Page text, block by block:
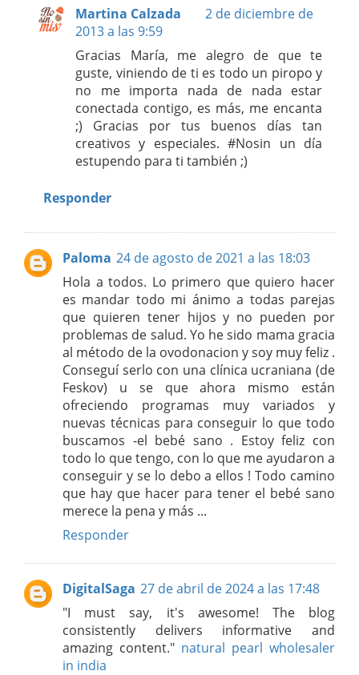
Martina Calzada
2 de diciembre de
2013 a las 9:59
Gracias María, me alegro de que te
guste, viniendo de ti es todo un piropo y
no me importa nada de nada estar
conectada contigo, es más, me encanta
;) Gracias por tus buenos días tan
creativos y especiales. #Nosin un día
estupendo para ti también ;)
Responder
Paloma 24 de agosto de 2021 a las 18:03
Hola a todos. Lo primero que quiero hacer
es mandar todo mi ánimo a todas parejas
que quieren tener hijos y no pueden por
problemas de salud. Yo he sido mama gracia
al método de la ovodonacion y soy muy feliz .
Conseguí serlo con una clínica ucraniana (de
Feskov) u se que ahora mismo están
ofreciendo programas muy variados y
nuevas técnicas para conseguir lo que todo
buscamos -el bebé sano . Estoy feliz con
todo lo que tengo, con lo que me ayudaron a
conseguir y se lo debo a ellos ! Todo camino
que hay que hacer para tener el bebé sano
merece la pena y más ...
Responder
DigitalSaga 27 de abril de 2024 a las 17:48
"I must say, it's awesome! The blog
consistently delivers informative and
amazing content." natural pearl wholesaler
in india